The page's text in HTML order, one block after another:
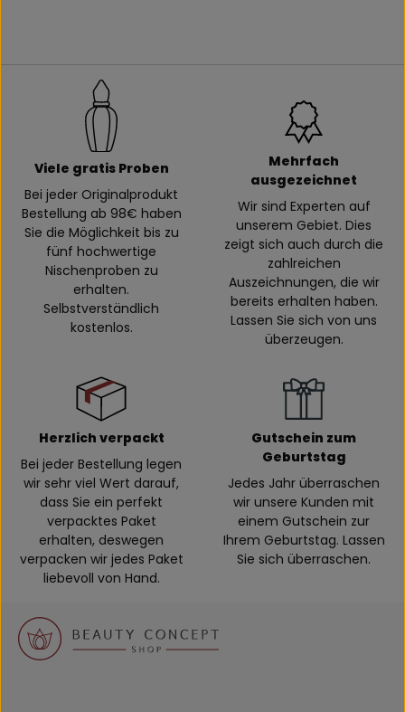
Viele gratis Proben
Bei jeder Originalprodukt
Bestellung ab 98€ haben
Sie die Möglichkeit bis zu
fünf hochwertige
Nischenproben zu
erhalten.
Selbstverständlich
kostenlos.
Mehrfach
ausgezeichnet
Wir sind Experten auf
unserem Gebiet. Dies
zeigt sich auch durch die
zahlreichen
Auszeichnungen, die wir
bereits erhalten haben.
Lassen Sie sich von uns
überzeugen.
Herzlich verpackt
Bei jeder Bestellung legen
wir sehr viel Wert darauf,
dass Sie ein perfekt
verpacktes Paket
erhalten, deswegen
verpacken wir jedes Paket
liebevoll von Hand.
Gutschein zum
Geburtstag
Jedes Jahr überraschen
wir unsere Kunden mit
einem Gutschein zur
Ihrem Geburtstag. Lassen
Sie sich überraschen.